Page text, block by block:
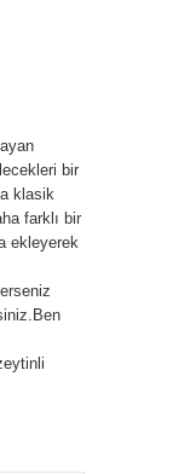
bir
klasik
farklı bir
ekleyerek